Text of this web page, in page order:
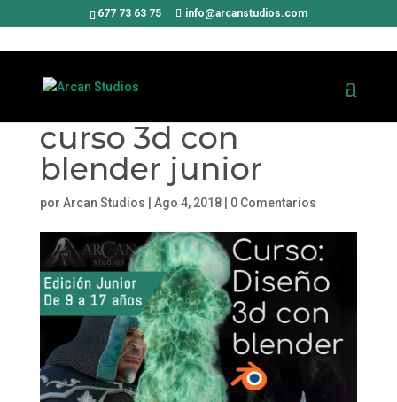
677 73 63 75 info@arcanstudios.com
curso 3d con
blender junior
por Arcan Studios Ago 4, 2018| 0 Comentarios